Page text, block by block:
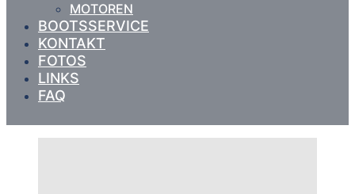
MOTOREN
BOOTSSERVICE
KONTAKT
FOTOS
LINKS
FAQ